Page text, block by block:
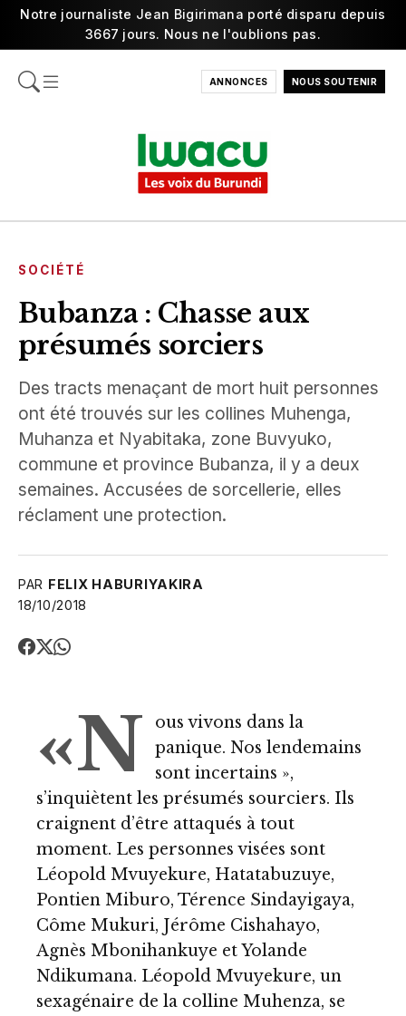
Notre journaliste Jean Bigirimana porté disparu depuis
3667 jours. Nous ne l'oublions pas.
ANNONCES NOUS SOUTENIR
SOCIÉTÉ
Bubanza : Chasse aux
présumés sorciers
Des tracts menaçant de mort huit personnes
ont été trouvés sur les collines Muhenga,
Muhanza et Nyabitaka, zone Buvyuko,
commune et province Bubanza, il y a deux
semaines. Accusées de sorcellerie, elles
réclament une protection.
PAR FELIX HABURIYAKIRA
18/10/2018
«N
ous vivons dans la
panique. Nos lendemains
sont incertains »,
s’inquiètent les présumés sourciers. Ils
craignent d’être attaqués à tout
moment. Les personnes visées sont
Léopold Mvuyekure, Hatatabuzuye,
Pontien Miburo, Térence Sindayigaya,
Côme Mukuri, Jérôme Cishahayo,
Agnès Mbonihankuye et Yolande
Ndikumana. Léopold Mvuyekure, un
sexagénaire de la colline Muhenza, se